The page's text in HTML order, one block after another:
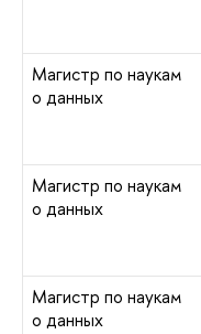
Магистр по наукам
о данных
Магистр по наукам
о данных
Магистр по наукам
о данных